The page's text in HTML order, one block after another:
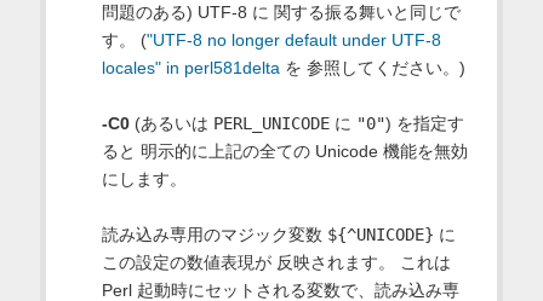
問題のある) UTF-8 に 関する振る舞いと同じで
す。 ("UTF-8 no longer default under UTF-8
locales" in perl581delta を 参照してください。)
-C0(あるいは PERL_UNICODEに "0") を指定す
ると 明示的に上記の全ての Unicode 機能を無効
にします。
読み込み専用のマジック変数 ${^UNICODE} に
この設定の数値表現が 反映されます。 これは
Perl 起動時にセットされる変数で、読み込み専